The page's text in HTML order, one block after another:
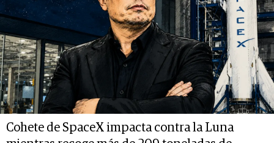
Cohete de SpaceX impacta contra la Luna